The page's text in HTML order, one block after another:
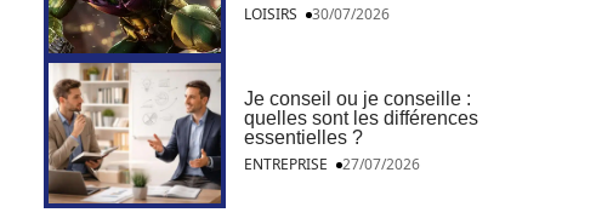
LOISIRS
30/07/2026
Je conseil ou je conseille :
quelles sont les différences
essentielles ?
ENTREPRISE
27/07/2026